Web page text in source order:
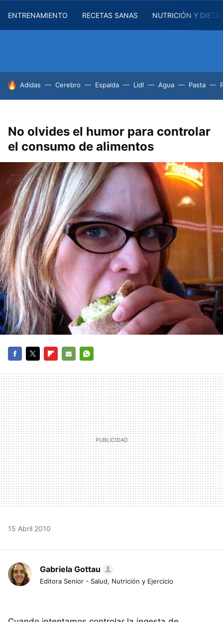
ENTRENAMIENTO RECETAS SANAS NUTRICIÓN Y
HOY SE HABLA DE
Adidas Cerebro Espalda Lidl Agua Pasta
No olvides el humor para controlar
el consumo de alimentos
MAIL
15 Abril 2010
Gabriela Gottau
Editora Senior - Salud, Nutrición y Ejercicio